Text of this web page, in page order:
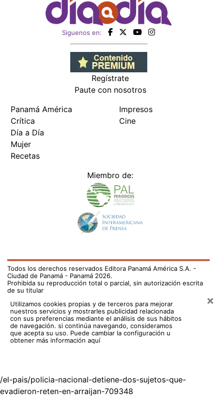
Siguenos en:
Regístrate
Paute con nosotros
Panamá América
Crítica
Día a Día
Mujer
Recetas
Impresos
Cine
Miembro de:
Todos los derechos reservados Editora Panamá América S.A. -
Ciudad de Panamá - Panamá 2026.
Prohibida su reproducción total o parcial, sin autorización escrita
de su titular
Utilizamos cookies propias y de terceros para mejorar
nuestros servicios y mostrarles publicidad relacionada
con sus preferencias mediante el análisis de sus hábitos
de navegación. si continúa navegando, consideramos
que acepta su uso. Puede cambiar la configuración u
obtener más información aquí
×
/el-pais/policia-nacional-detiene-dos-sujetos-que-
evadieron-reten-en-arraijan-709348